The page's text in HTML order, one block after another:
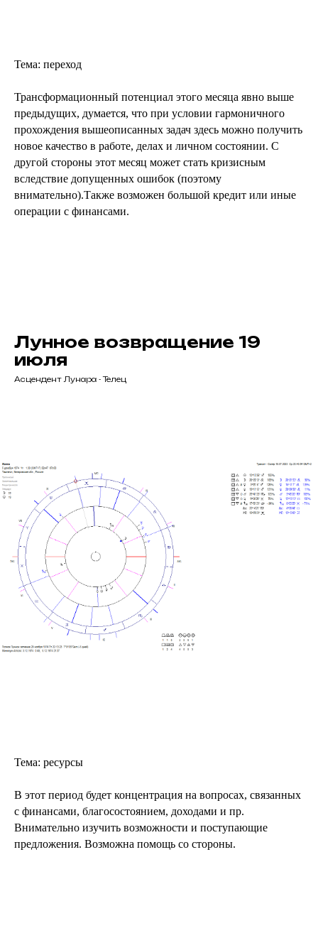
Тема: переход
Трансформационный потенциал этого месяца явно выше
предыдущих, думается, что при условии гармоничного
прохождения вышеописанных задач здесь можно получить
новое качество в работе, делах и личном состоянии. С
другой стороны этот месяц может стать кризисным
вследствие допущенных ошибок (поэтому
внимательно).Также возможен большой кредит или иные
операции с финансами.
Лунное возвращение 19
июля
Асцендент Лунара - Телец
Тема: ресурсы
В этот период будет концентрация на вопросах, связанных
с финансами, благосостоянием, доходами и пр.
Внимательно изучить возможности и поступающие
предложения. Возможна помощь со стороны.